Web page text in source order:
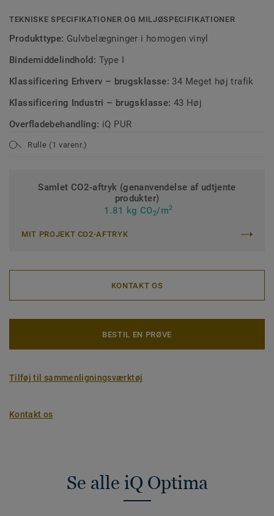
TEKNISKE SPECIFIKATIONER OG MILJØSPECIFIKATIONER
Produkttype: Gulvbelægninger i homogen vinyl
Bindemiddelindhold: Type I
Klassificering Erhverv – brugsklasse: 34 Meget høj trafik
Klassificering Industri – brugsklasse: 43 Høj
Overfladebehandling: iQ PUR
Rulle (1 varenr.)
Samlet CO2-aftryk (genanvendelse af udtjente
produkter)
1.81 kg CO2/m2
MIT PROJEKT CO2-AFTRYK
KONTAKT OS
BESTIL EN PRØVE
Tilføj til sammenligningsværktøj
Kontakt os
Se alle iQ Optima